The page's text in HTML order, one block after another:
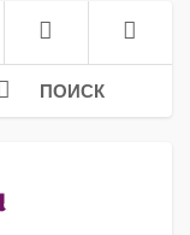
ПОИСК